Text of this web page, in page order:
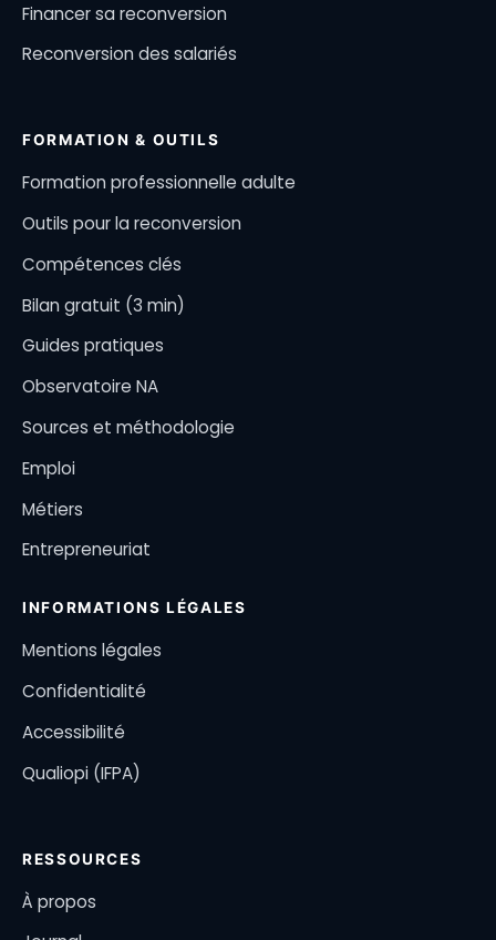
Financer sa reconversion
Reconversion des salariés
FORMATION & OUTILS
Formation professionnelle adulte
Outils pour la reconversion
Compétences clés
Bilan gratuit (3 min)
Guides pratiques
Observatoire NA
Sources et méthodologie
Emploi
Métiers
Entrepreneuriat
INFORMATIONS LÉGALES
Mentions légales
Confidentialité
Accessibilité
Qualiopi (IFPA)
RESSOURCES
À propos